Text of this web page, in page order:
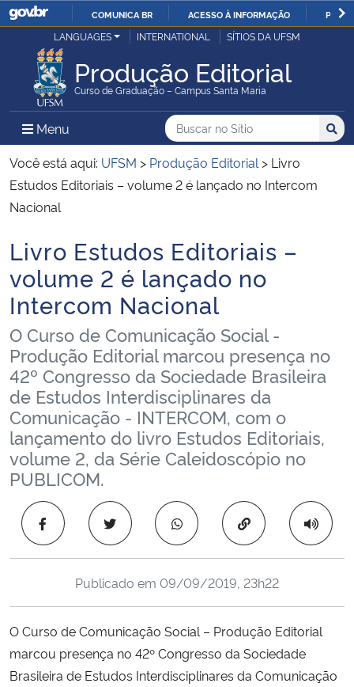
IR
O
COMUNICA BR ACESSO À INFORMAÇÃO
Ministério da Justiça e Segurança Pública
Ministério da Defesa
Ministério das Relações Exteriores
Ministério da Economia
Ministério da Infraestrutura
Ministério da Agricultura, Pecuária e Abastecimento
Ministério da Educação
Ministério da Cidadania
Ministério da Saúde
Ministério de Minas e Energia
Ministério do Meio Ambiente
Ministério do Turismo
Controladoria-Geral da União
LANGUAGES INTERNATIONAL SÍTIOS DA UFSM
Produção Editorial
Curso de Graduação – Campus Santa Maria
Menu Menu Principal do Sítio
Busca
Buscar no no Sítio
Busca:
Você está aqui: UFSM > Produção Editorial > Livro
Estudos Editoriais – volume 2 é lançado no Intercom
Nacional
Início do conteúdo
Livro Estudos Editoriais –
volume 2 é lançado no
Intercom Nacional
O Curso de Comunicação Social -
Produção Editorial marcou presença no
42º Congresso da Sociedade Brasileira
de Estudos Interdisciplinares da
Comunicação - INTERCOM, com o
lançamento do livro Estudos Editoriais,
volume 2, da Série Caleidoscópio no
PUBLICOM.
Copiar para área
Publicado em 09/09/2019, 23h22
O Curso de Comunicação Social – Produção Editorial
marcou presença no 42º Congresso da Sociedade
Brasileira de Estudos Interdisciplinares da Comunicação